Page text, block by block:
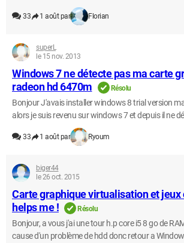
33 1 août par Florian
superL
le 15 nov. 2013
Windows 7 ne détecte pas ma carte
radeon hd 6470m
Résolu
Bonjour J'avais installer windows 8 trial version
alors je suis revenu sur windows 7 et depuis il ne
33 1 août par Ryoum
biger44
le 26 oct. 2015
Carte graphique virtualisation et jeux
helps me !
Résolu
Bonjour, a vous j'ai une tour h.p core i5 8 go de
cause d'un problème de hdd donc retour a